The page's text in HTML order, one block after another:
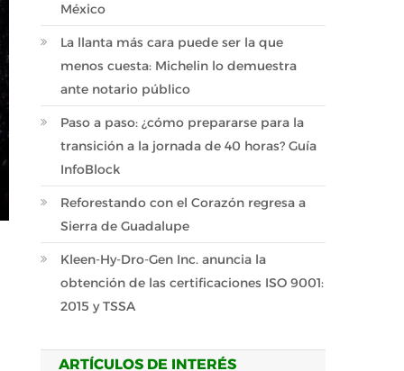
México
La llanta más cara puede ser la que
menos cuesta: Michelin lo demuestra
ante notario público
Paso a paso: ¿cómo prepararse para la
transición a la jornada de 40 horas? Guía
InfoBlock
Reforestando con el Corazón regresa a
Sierra de Guadalupe
Kleen-Hy-Dro-Gen Inc. anuncia la
obtención de las certificaciones ISO 9001:
2015 y TSSA
ARTÍCULOS DE INTERÉS